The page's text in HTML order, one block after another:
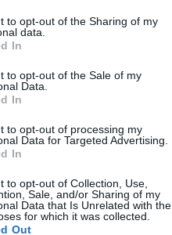
to opt-out of the Sharing of my
data.
In
to opt-out of the Sale of my
Data.
In
to opt-out of processing my
Data for Targeted Advertising.
In
to opt-out of Collection, Use,
Sale, and/or Sharing of my
Data that Is Unrelated with the
for which it was collected.
Out
ΕΠΙΣΗΣ
ΚΑΤΗΓΟΡΙΑ
Γιατί δεν έσωσα
συμβίωση του
με αγέλη λύκων
«Κρατάμε την
δεν είναι δυνατόν να
ούτε γίνεται να